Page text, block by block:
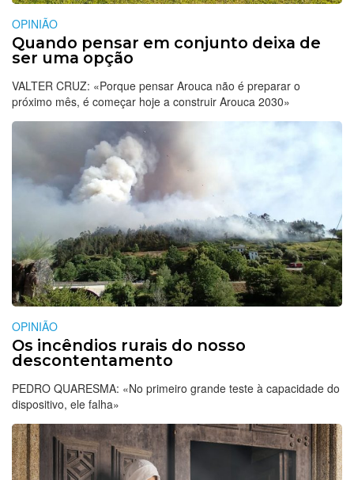
OPINIÃO
Quando pensar em conjunto deixa de
ser uma opção
VALTER CRUZ: «Porque pensar Arouca não é preparar o
próximo mês, é começar hoje a construir Arouca 2030»
OPINIÃO
Os incêndios rurais do nosso
descontentamento
PEDRO QUARESMA: «No primeiro grande teste à capacidade do
dispositivo, ele falha»